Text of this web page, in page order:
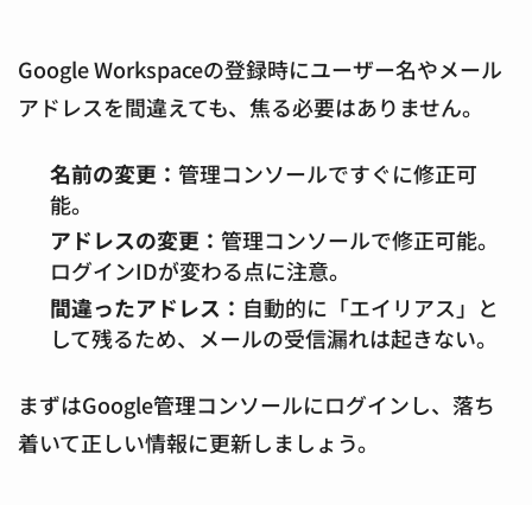
Google Workspaceの登録時にユーザー名やメール
アドレスを間違えても、焦る必要はありません。
名前の変更： 管理コンソールですぐに修正可
能。
アドレスの変更： 管理コンソールで修正可能。
ログインIDが変わる点に注意。
間違ったアドレス： 自動的に「エイリアス」と
して残るため、メールの受信漏れは起きない。
まずはGoogle管理コンソールにログインし、落ち
着いて正しい情報に更新しましょう。